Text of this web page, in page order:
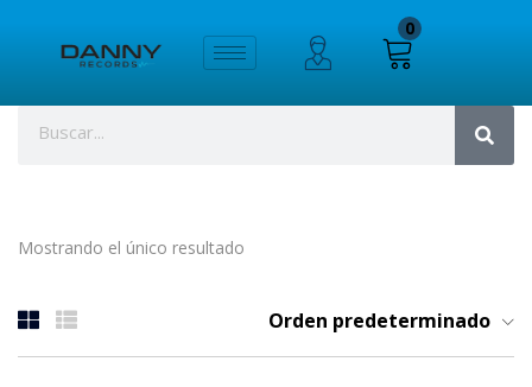
0
Mostrando el único resultado
Orden predeterminado